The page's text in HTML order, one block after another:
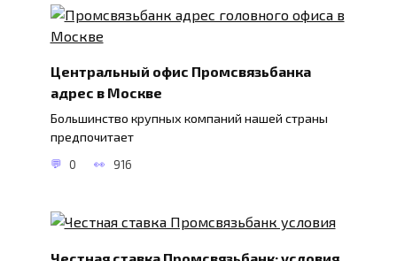
Центральный офис Промсвязьбанка
адрес в Москве
Большинство крупных компаний нашей страны
предпочитает
0 916
Честная ставка Промсвязьбанк: условия